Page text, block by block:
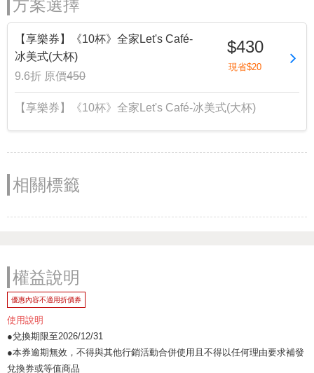
方案選擇
【享樂券】《10杯》全家Let's Café-
冰美式(大杯)
9.6折 原價450
$430
現省$20
【享樂券】《10杯》全家Let's Café-冰美式(大杯)
相關標籤
權益說明
優惠內容不適用折價券
使用說明
●兌換期限至2026/12/31
●本券逾期無效，不得與其他行銷活動合併使用且不得以任何理由要求補發
兌換券或等值商品